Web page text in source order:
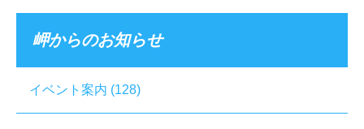
岬からのお知らせ
イベント案内 (128)